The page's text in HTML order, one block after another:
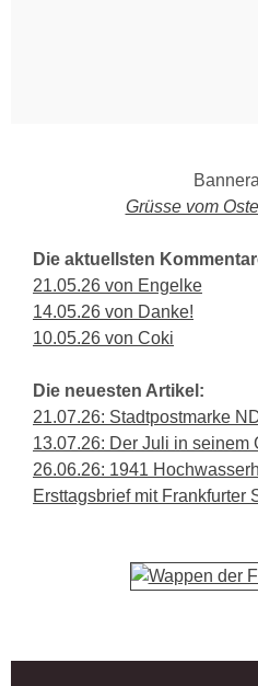
Grüsse vom
Die aktuellsten
21.05.26 von Engelke
14.05.26 von Danke!
10.05.26 von Coki
Die neuesten Artikel:
21.07.26: Stadtpostmarke
13.07.26: Der Juli in seinem
26.06.26: 1941
Ersttagsbrief mit Frankfurter